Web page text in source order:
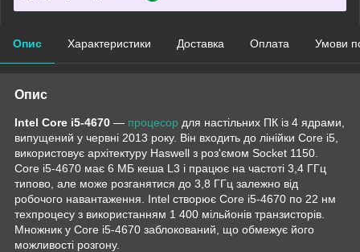
Опис Характеристики Доставка Оплата Умови
Опис
Intel Core i5-4670 — процесор для настільних ПК із 4 ядрами,
випущений у червні 2013 року. Він входить до лінійки Core i5,
використовує архітектуру Haswell з роз'ємом Socket 1150.
Core i5-4670 має 6 МБ кеша L3 і працює на частоті 3,4 ГГц
типово, але може розганятися до 3,8 ГГц залежно від
робочого навантаження. Intel створює Core i5-4670 по 22 нм
техпроцесу з використанням 1 400 мільйонів транзисторів.
Множник у Core i5-4670 заблокований, що обмежує його
можливості розгону.